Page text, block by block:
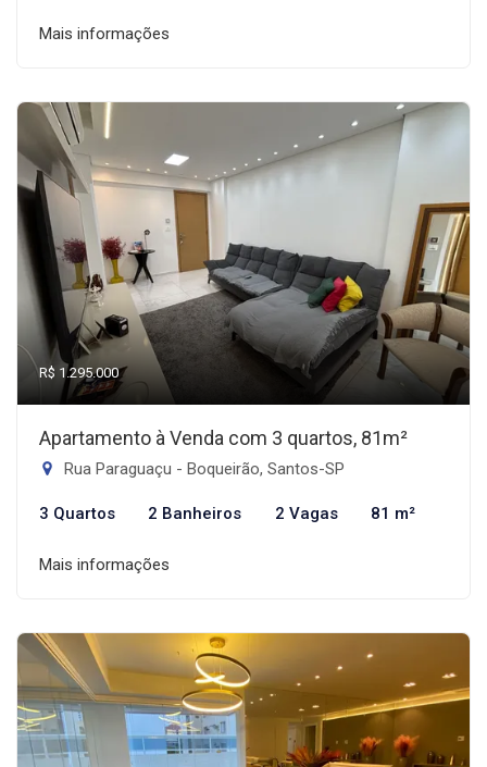
Mais informações
R$ 1.295.000
Apartamento à Venda com 3 quartos, 81m²
Rua Paraguaçu - Boqueirão, Santos-SP
3 Quartos 2 Banheiros 2 Vagas 81 m²
Mais informações